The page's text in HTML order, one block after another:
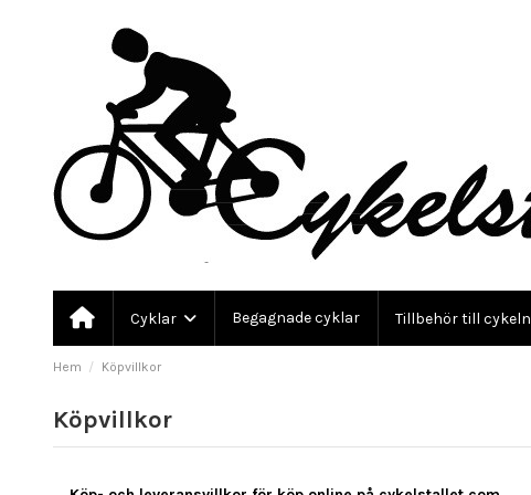
Cyklar Begagnade cyklar Tillbehör till cykeln
Hem Köpvillkor
Köpvillkor